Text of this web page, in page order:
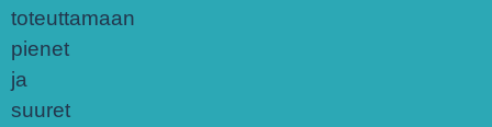
toteuttamaan
pienet
ja
suuret